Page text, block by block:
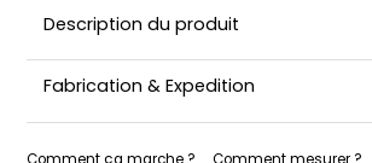
Description du produit
avec une combinaison audacieuse de
orangé et devioletclair. Un duo
Fabrication & Expedition